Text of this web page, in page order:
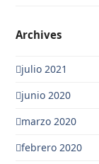
Archives
julio 2021
junio 2020
marzo 2020
febrero 2020